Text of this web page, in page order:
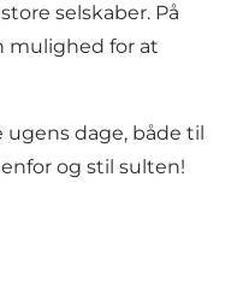
selskaber. På
mulighed for at
ugens dage, både til
og stil sulten!